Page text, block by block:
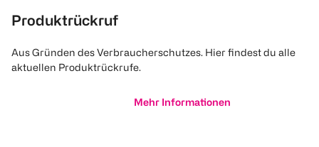
Produktrückruf
Aus Gründen des Verbraucherschutzes. Hier findest du alle
aktuellen Produktrückrufe.
Mehr Informationen